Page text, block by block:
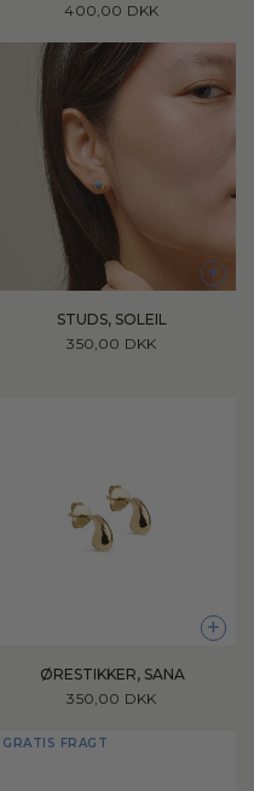
400,00 DKK
+
STUDS, SOLEIL
350,00 DKK
+
ØRESTIKKER, SANA
350,00 DKK
GRATIS FRAGT